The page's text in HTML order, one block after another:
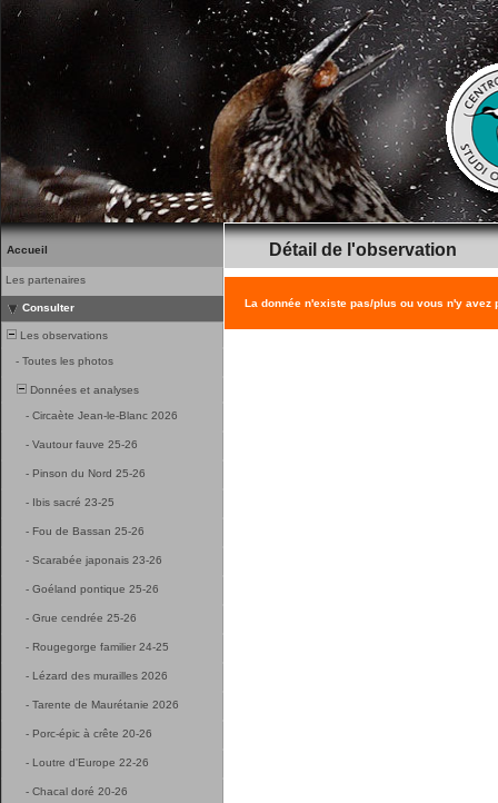
Accueil
Les partenaires
Consulter
Les observations
- Toutes les photos
Données et analyses
- Circaète Jean-le-Blanc 2026
- Vautour fauve 25-26
- Pinson du Nord 25-26
- Ibis sacré 23-25
- Fou de Bassan 25-26
- Scarabée japonais 23-26
- Goéland pontique 25-26
- Grue cendrée 25-26
- Rougegorge familier 24-25
- Lézard des murailles 2026
- Tarente de Maurétanie 2026
- Porc-épic à crête 20-26
- Loutre d'Europe 22-26
- Chacal doré 20-26
Détail de l'observation
La donnée n'existe pas/plus ou vous n'y avez